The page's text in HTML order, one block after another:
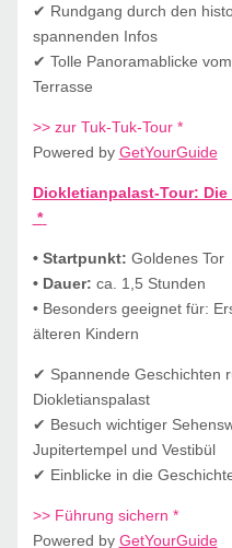
✔ Rundgang durch den
spannenden Infos
✔ Tolle Panoramablicke
Terrasse
>> zur Tuk-Tuk-Tour *
Powered by GetYourGuide
Diokletianpalast-Tour:
*
• Startpunkt: Goldenes Tor
• Dauer: ca. 1,5 Stunden
• Besonders geeignet für:
älteren Kindern
✔ Spannende Geschichten
Diokletianspalast
✔ Besuch wichtiger
Jupitertempel und Vestibül
✔ Einblicke in die
>> Führung sichern *
Powered by GetYourGuide